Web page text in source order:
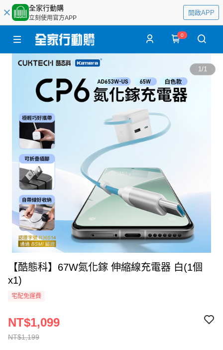
全家行動購
立刻使用官方APP
開啟APP
0
1/1
【酷態科】67W氮化鎵 伸縮線充電器 白(1個
x1)
宅配免運費
NT$1,199
NT$1,099